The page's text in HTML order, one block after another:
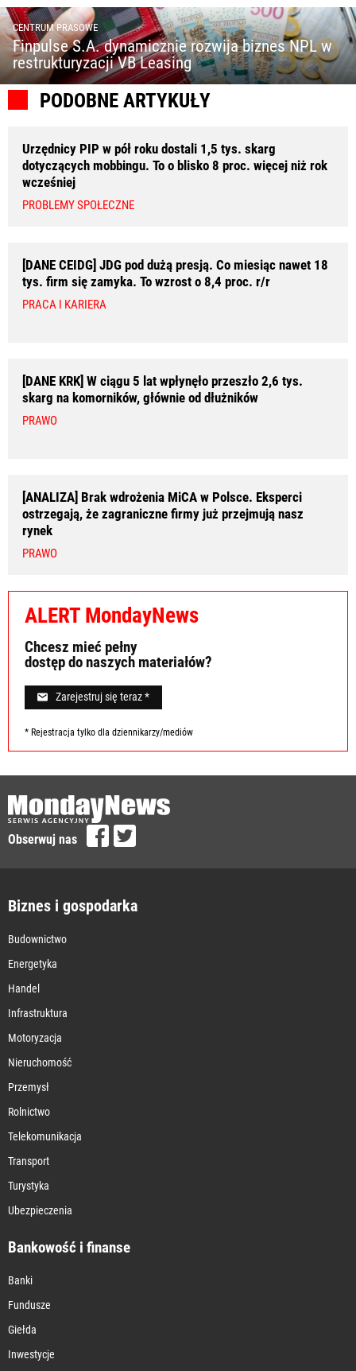
CENTRUM PRASOWE
Finpulse S.A. dynamicznie rozwija biznes NPL w
restrukturyzacji VB Leasing
PODOBNE ARTYKUŁY
Urzędnicy PIP w pół roku dostali 1,5 tys. skarg
dotyczących mobbingu. To o blisko 8 proc. więcej niż rok
wcześniej
PROBLEMY SPOŁECZNE
[DANE CEIDG] JDG pod dużą presją. Co miesiąc nawet 18
tys. firm się zamyka. To wzrost o 8,4 proc. r/r
PRACA I KARIERA
[DANE KRK] W ciągu 5 lat wpłynęło przeszło 2,6 tys.
skarg na komorników, głównie od dłużników
PRAWO
[ANALIZA] Brak wdrożenia MiCA w Polsce. Eksperci
ostrzegają, że zagraniczne firmy już przejmują nasz
rynek
PRAWO
ALERT MondayNews
Chcesz mieć pełny
dostęp do naszych materiałów?
Zarejestruj się teraz *
* Rejestracja tylko dla dziennikarzy/mediów
Obserwuj nas
Biznes i gospodarka
Budownictwo
Energetyka
Handel
Infrastruktura
Motoryzacja
Nieruchomość
Przemysł
Rolnictwo
Telekomunikacja
Transport
Turystyka
Ubezpieczenia
Bankowość i finanse
Banki
Fundusze
Giełda
Inwestycje